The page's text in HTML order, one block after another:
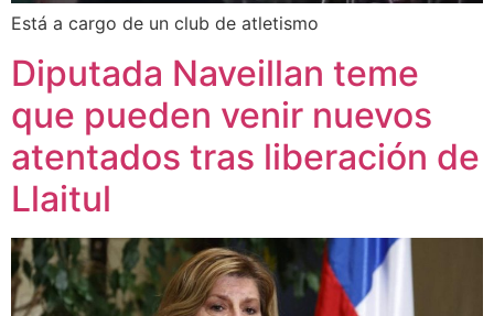
Está a cargo de un club de atletismo
Diputada Naveillan teme
que pueden venir nuevos
atentados tras liberación de
Llaitul